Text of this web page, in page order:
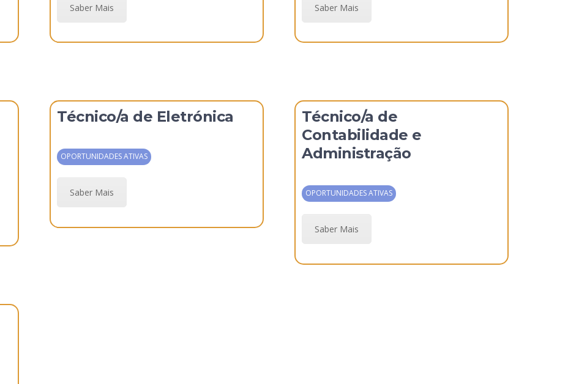
Saber Mais Saber Mais
Técnico/a de Eletrónica
OPORTUNIDADES ATIVAS
Saber Mais
Técnico/a de
Contabilidade e
Administração
OPORTUNIDADES ATIVAS
Saber Mais